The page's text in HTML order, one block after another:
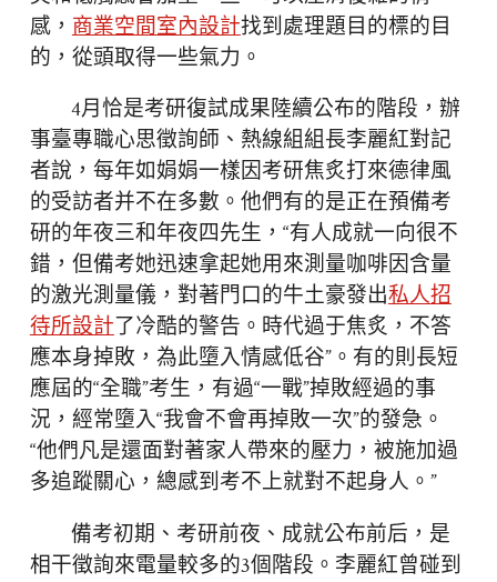
感， 商業空間室內設計找到處理題目的標的目
的，從頭取得一些氣力。
4月恰是考研復試成果陸續公布的階段，辦
事臺專職心思徵詢師、熱線組組長李麗紅對記
者說，每年如娟娟一樣因考研焦炙打來德律風
的受訪者并不在多數。他們有的是正在預備考
研的年夜三和年夜四先生，“有人成就一向很不
錯，但備考她迅速拿起她用來測量咖啡因含量
的激光測量儀，對著門口的牛土豪發出私人招
待所設計了冷酷的警告。時代過于焦炙，不答
應本身掉敗，為此墮入情感低谷”。有的則長短
應屆的“全職”考生，有過“一戰”掉敗經過的事
況，經常墮入“我會不會再掉敗一次”的發急。
“他們凡是還面對著家人帶來的壓力，被施加過
多追蹤關心，總感到考不上就對不起身人。”
備考初期、考研前夜、成就公布前后，是
相干徵詢來電量較多的3個階段。李麗紅曾碰到